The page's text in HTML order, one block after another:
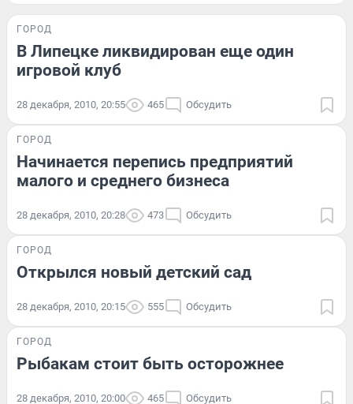
ГОРОД
В Липецке ликвидирован еще один
игровой клуб
28 декабря, 2010, 20:55 465 Обсудить
ГОРОД
Начинается перепись предприятий
малого и среднего бизнеса
28 декабря, 2010, 20:28 473 Обсудить
ГОРОД
Открылся новый детский сад
28 декабря, 2010, 20:15 555 Обсудить
ГОРОД
Рыбакам стоит быть осторожнее
28 декабря, 2010, 20:00 465 Обсудить